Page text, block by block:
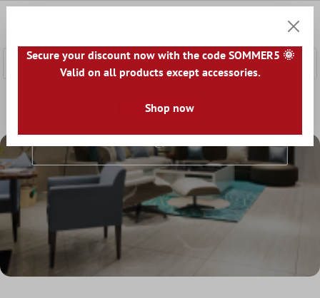
Panier
Le monde du carrelage Carrelage par couleur
Carrelage Blanc
Secure your discount now with the code SOMMER5 🌞
Valid on all products except accessories.
Shop now